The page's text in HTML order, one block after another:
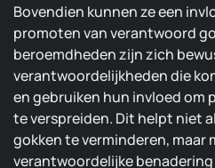
Bovendien kunnen ze een
promoten van verantwoord
beroemdheden zijn zich
verantwoordelijkheden die
en gebruiken hun invloed om
te verspreiden. Dit helpt niet
gokken te verminderen, maar
verantwoordelijke